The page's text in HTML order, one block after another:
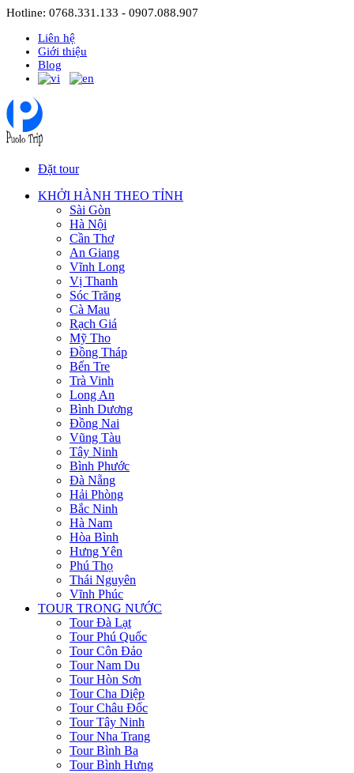
Hotline: 0768.331.133 - 0907.088.907
Liên hệ
Giới thiệu
Blog
Đặt tour
KHỞI HÀNH THEO TỈNH
Sài Gòn
Hà Nội
Cần Thơ
An Giang
Vĩnh Long
Vị Thanh
Sóc Trăng
Cà Mau
Rạch Giá
Mỹ Tho
Đồng Tháp
Bến Tre
Trà Vinh
Long An
Bình Dương
Đồng Nai
Vũng Tàu
Tây Ninh
Bình Phước
Đà Nẵng
Hải Phòng
Bắc Ninh
Hà Nam
Hòa Bình
Hưng Yên
Phú Thọ
Thái Nguyên
Vĩnh Phúc
TOUR TRONG NƯỚC
Tour Đà Lạt
Tour Phú Quốc
Tour Côn Đảo
Tour Nam Du
Tour Hòn Sơn
Tour Cha Diệp
Tour Châu Đốc
Tour Tây Ninh
Tour Nha Trang
Tour Bình Ba
Tour Bình Hưng